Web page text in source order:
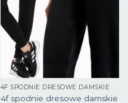
4F SPODNIE DRESOWE DAMSKIE
4f spodnie dresowe damskie